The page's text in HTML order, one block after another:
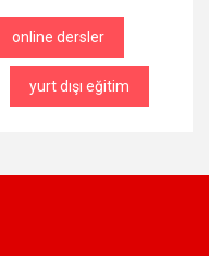
online dersler
yurt dışı eğitim